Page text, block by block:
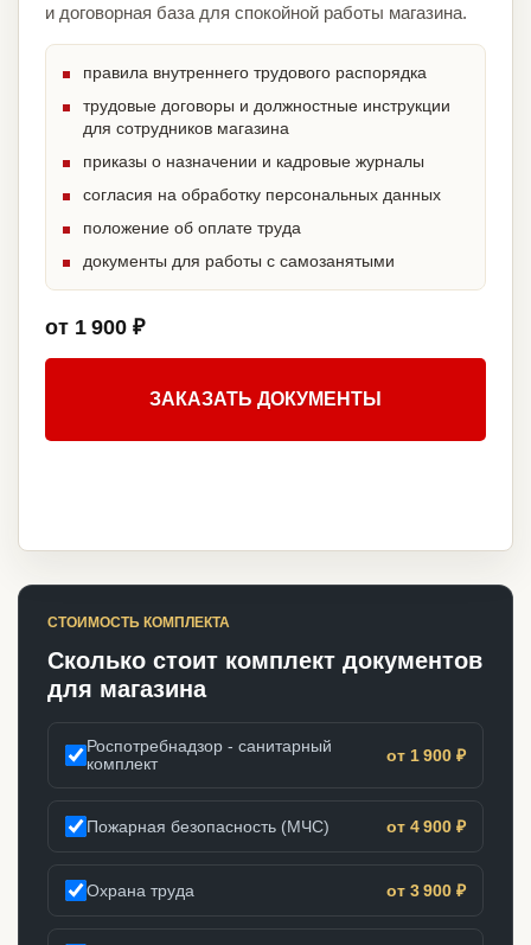
и договорная база для спокойной работы магазина.
правила внутреннего трудового распорядка
трудовые договоры и должностные инструкции
для сотрудников магазина
приказы о назначении и кадровые журналы
согласия на обработку персональных данных
положение об оплате труда
документы для работы с самозанятыми
от 1 900 ₽
ЗАКАЗАТЬ ДОКУМЕНТЫ
СТОИМОСТЬ КОМПЛЕКТА
Сколько стоит комплект документов
для магазина
Роспотребнадзор - санитарный
комплект
от 1 900 ₽
Пожарная безопасность (МЧС) от 4 900 ₽
Охрана труда от 3 900 ₽